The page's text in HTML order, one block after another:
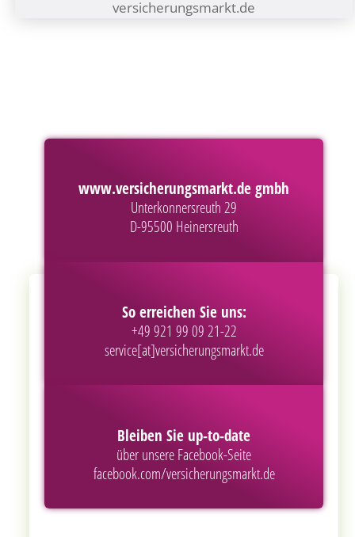
www.versicherungsmarkt.de gmbh
Unterkonnersreuth 29
D-95500 Heinersreuth
So erreichen Sie uns:
+49 921 99 09 21-22
service[at]versicherungsmarkt.de
Bleiben Sie up-to-date
über unsere Facebook-Seite
facebook.com/versicherungsmarkt.de